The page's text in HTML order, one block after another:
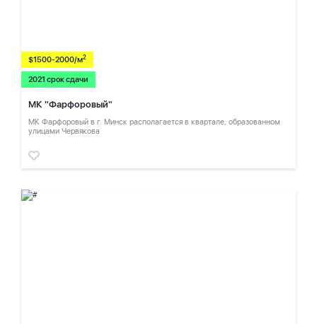
$1500-2000/м2
2021 срок сдачи
МК "Фарфоровый"
МК Фарфоровый в г. Минск располагается в квартале, образованном
улицами Червякова